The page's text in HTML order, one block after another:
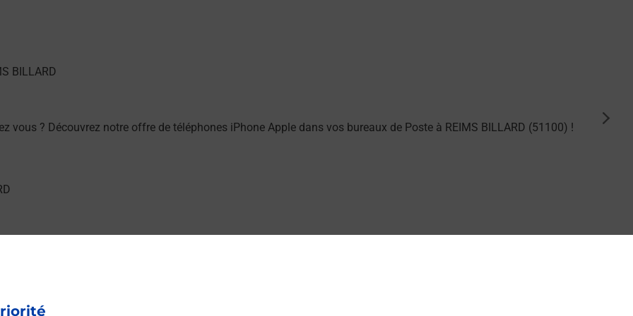
vous ? Découvrez notre offre de téléphones iPhone Apple dans vos bureaux de Poste à REIMS BILLARD (51100) !